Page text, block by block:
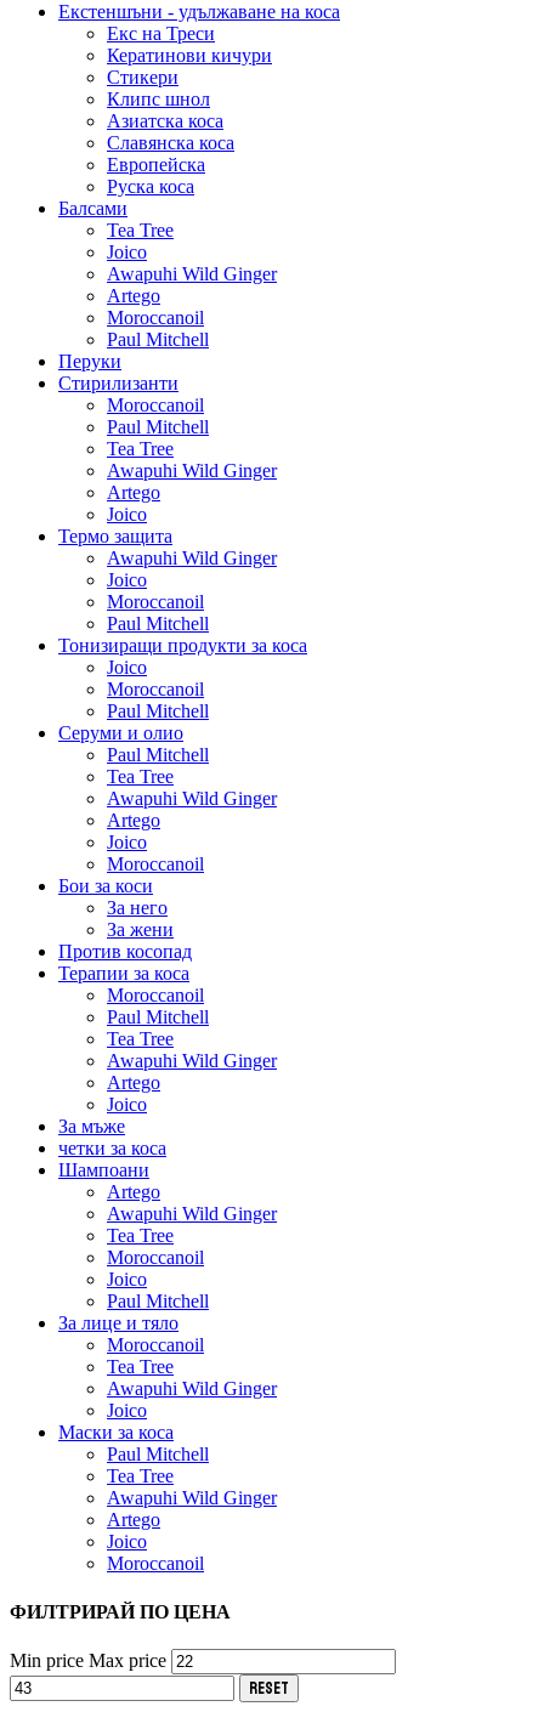
Екстеншъни - удължаване на коса
Екс на Треси
Кератинови кичури
Стикери
Клипс шнол
Азиатска коса
Славянска коса
Европейска
Руска коса
Балсами
Tea Tree
Joico
Awapuhi Wild Ginger
Artego
Moroccanoil
Paul Mitchell
Перуки
Стирилизанти
Moroccanoil
Paul Mitchell
Tea Tree
Awapuhi Wild Ginger
Artego
Joico
Термо защита
Awapuhi Wild Ginger
Joico
Moroccanoil
Paul Mitchell
Тонизиращи продукти за коса
Joico
Moroccanoil
Paul Mitchell
Серуми и олио
Paul Mitchell
Tea Tree
Awapuhi Wild Ginger
Artego
Joico
Moroccanoil
Бои за коси
За него
За жени
Против косопад
Терапии за коса
Moroccanoil
Paul Mitchell
Tea Tree
Awapuhi Wild Ginger
Artego
Joico
За мъже
четки за коса
Шампоани
Artego
Awapuhi Wild Ginger
Tea Tree
Moroccanoil
Joico
Paul Mitchell
За лице и тяло
Moroccanoil
Tea Tree
Awapuhi Wild Ginger
Joico
Маски за коса
Paul Mitchell
Tea Tree
Awapuhi Wild Ginger
Artego
Joico
Moroccanoil
ФИЛТРИРАЙ ПО ЦЕНА
Min price Max price
Reset